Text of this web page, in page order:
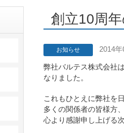
創立10周
お知らせ 2014
弊社バルテス株式会社
なりました。
これもひとえに弊社を
多くの関係者の皆様方
心より感謝申し上げる